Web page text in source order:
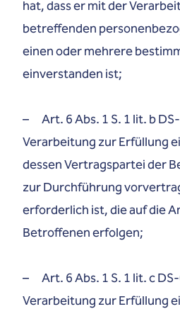
hat, dass er mit der
betreffenden
einen oder mehrere
einverstanden ist;
– Art. 6 Abs. 1 S. 1 lit. b
Verarbeitung zur Erfüllung
dessen Vertragspartei der
zur Durchführung
erforderlich ist, die auf die
Betroffenen erfolgen;
– Art. 6 Abs. 1 S. 1 lit. c
Verarbeitung zur Erfüllung